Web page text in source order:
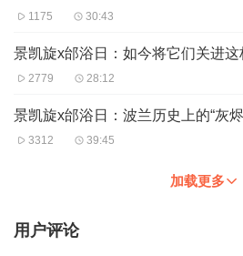
1175 30:43
2779 28:12
3312 39:45
加载更多
用户评论